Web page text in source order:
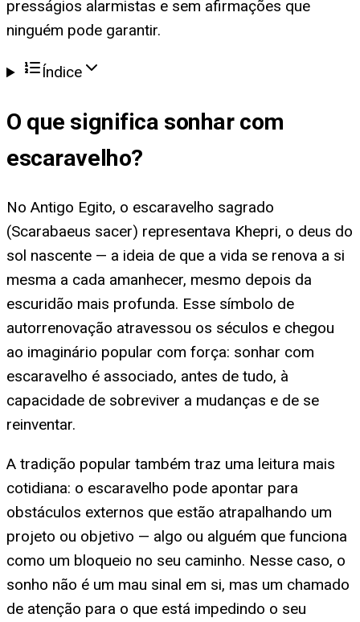
presságios alarmistas e sem afirmações que
ninguém pode garantir.
Índice
O que significa sonhar com
escaravelho?
No Antigo Egito, o escaravelho sagrado
(Scarabaeus sacer) representava Khepri, o deus do
sol nascente — a ideia de que a vida se renova a si
mesma a cada amanhecer, mesmo depois da
escuridão mais profunda. Esse símbolo de
autorrenovação atravessou os séculos e chegou
ao imaginário popular com força: sonhar com
escaravelho é associado, antes de tudo, à
capacidade de sobreviver a mudanças e de se
reinventar.
A tradição popular também traz uma leitura mais
cotidiana: o escaravelho pode apontar para
obstáculos externos que estão atrapalhando um
projeto ou objetivo — algo ou alguém que funciona
como um bloqueio no seu caminho. Nesse caso, o
sonho não é um mau sinal em si, mas um chamado
de atenção para o que está impedindo o seu